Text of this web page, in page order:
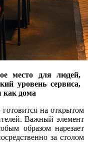
место для людей,
уровень сервиса,
как дома
на открытом
Важный элемент
образом нарезает
за столом